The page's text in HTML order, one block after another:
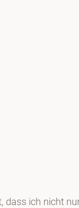
dass ich nicht